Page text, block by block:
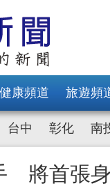
健康頻道 旅遊頻
台中 彰化 南
將首張